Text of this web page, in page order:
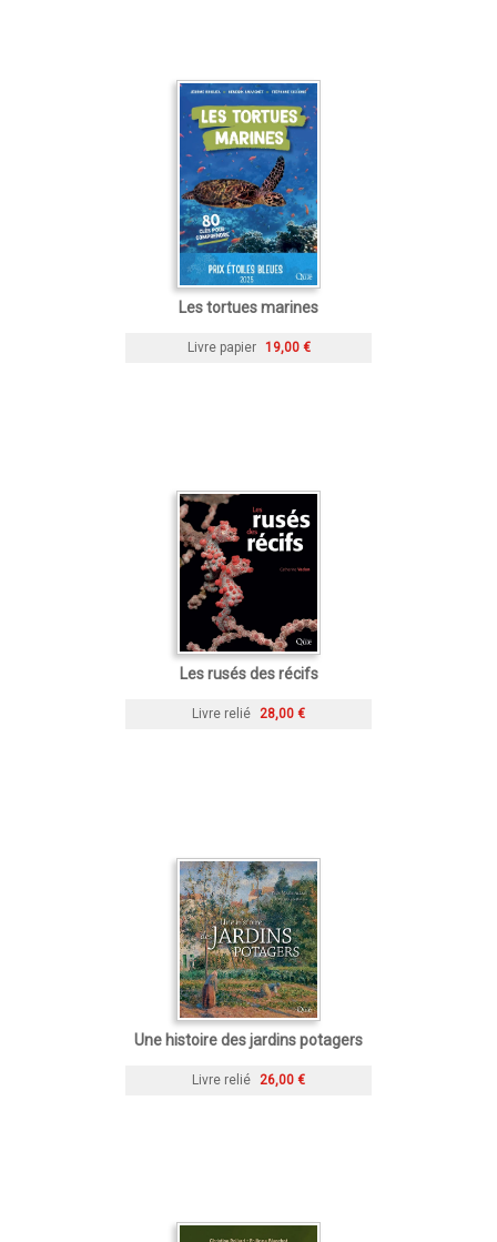
Les tortues marines
Livre papier 19,00 €
Les rusés des récifs
Livre relié 28,00 €
Une histoire des jardins potagers
Livre relié 26,00 €